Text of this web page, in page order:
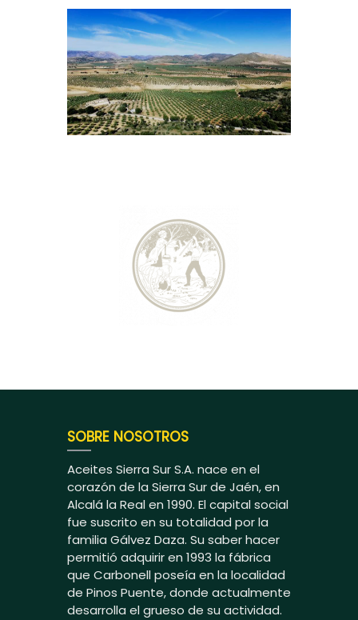
SOBRE NOSOTROS
Aceites Sierra Sur S.A. nace en el
corazón de la Sierra Sur de Jaén, en
Alcalá la Real en 1990. El capital social
fue suscrito en su totalidad por la
familia Gálvez Daza. Su saber hacer
permitió adquirir en 1993 la fábrica
que Carbonell poseía en la localidad
de Pinos Puente, donde actualmente
desarrolla el grueso de su actividad.